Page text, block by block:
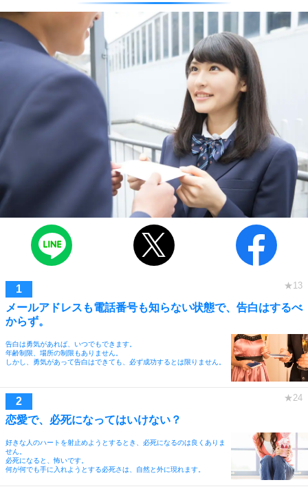
メールアドレスも電話番号も知らない状態で、告白はするべ
からず。
告白は勇気があれば、いつでもできます。
年齢制限、場所の制限もありません。
しかし、勇気があって告白はできても、必ず成功するとは限りません。
恋愛で、必死になってはいけない？
好きな人のハートを射止めようとするとき、必死になるのは良くありま
せん。
必死になると、怖いです。
何が何でも手に入れようとする必死さは、自然と外に現れます。